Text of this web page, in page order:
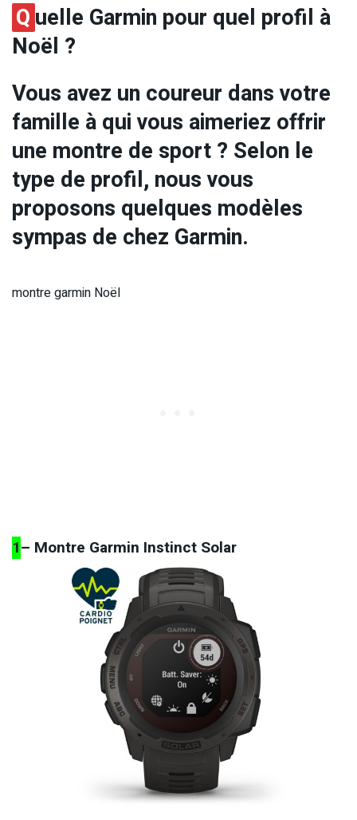
Q uelle Garmin pour quel profil à
Noël ?
Vous avez un coureur dans votre
famille à qui vous aimeriez offrir
une montre de sport ? Selon le
type de profil, nous vous
proposons quelques modèles
sympas de chez Garmin.
montre garmin Noël
1– Montre Garmin Instinct Solar